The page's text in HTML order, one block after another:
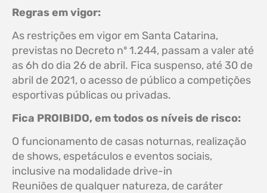
Regras em vigor:
As restrições em vigor em Santa Catarina,
previstas no Decreto nº 1.244, passam a valer até
as 6h do dia 26 de abril. Fica suspenso, até 30 de
abril de 2021, o acesso de público a competições
esportivas públicas ou privadas.
Fica PROIBIDO, em todos os níveis de risco:
O funcionamento de casas noturnas, realização
de shows, espetáculos e eventos sociais,
inclusive na modalidade drive-in
Reuniões de qualquer natureza, de caráter